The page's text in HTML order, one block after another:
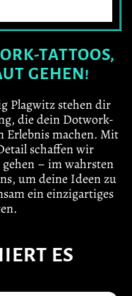
TATTOOS,
GEHEN!
Plagwitz stehen dir
die dein Dotwork-
Erlebnis machen. Mit
schaffen wir
– im wahrsten
um deine Ideen zu
ein einzigartiges
ES